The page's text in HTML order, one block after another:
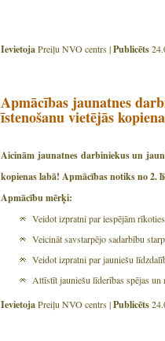
IevietojaPreiļu NVO centrs |Publicēts
Apmācības jaunatnes
īstenošanu vietējās
Aicinām jaunatnes darbiniekus un
kopienas labā! Apmācības notiks no 2.
Apmācību mērķi:
Veidot izpratni par iespējām
Veicināt savstarpējo sadarbību
Veidot izpratni par jauniešu
Attīstīt jauniešu līderības spējas
IevietojaPreiļu NVO centrs |Publicēts